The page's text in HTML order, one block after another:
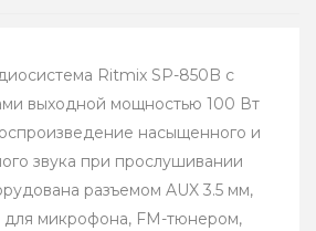
Ritmix SP-850B с
выходной мощностью 100 Вт
насыщенного и
звука при прослушивании
разъемом AUX 3.5 мм,
для микрофона, FM-тюнером,